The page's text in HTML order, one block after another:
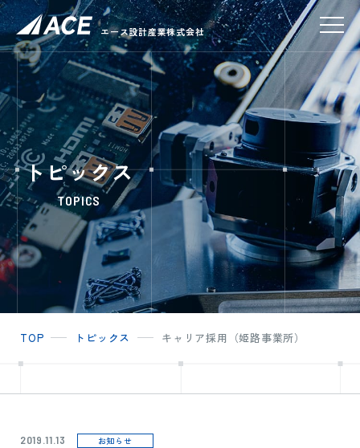
エース設計産業株式会社
トピックス
TOPICS
TOP トピックス キャリア採用（姫路事業所）
2019.11.13 お知らせ